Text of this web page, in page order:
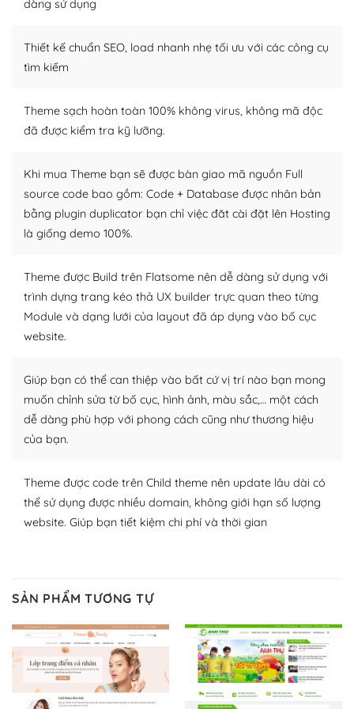
WordPress là nơi lưu trữ cho một diễn đàn cộng đồng
người cuồng tín WordPress.
Nếu bạn gặp khó khăn, bạn có thể lên mạng và tìm
lời, giải đáp vấn đề của bạn.
Cộng đồng sử dụng WordPress sẵn sàng hỗ trợ bạn
– Đa dạng plugin và themes
Plugin mở rộng là thành phần cài đặt thêm vào
WordPress để tăng thêm các tính năng cần thiết. Có
nhiều plugin trả phí hoặc miễn phí.
Nhờ lượng người dùng đông đảo, thư viện themes và
thích chọn lựa plugin và themes phù hợp cho mục đích
lập website của mình.
WordPress đa dạng plugin và themes
Với mọi Hosting bất kỳ thì WordPress đều có thể dễ
dàng thiết lập vì thực tế nó đã cung cấp khoảng 60%
trang web WordPress của bạn.
Dễ dàng lựa chọn Hosting cho website WordPress
– Bảo mật cực tốt
Vì WordPress hiện là nền tảng xây dựng trang web và
dàng sử dụng
Thiết kế chuẩn SEO, load nhanh nhẹ tối ưu với các công cụ
tìm kiếm
Theme sạch hoàn toàn 100% không virus, không mã độc
đã được kiểm tra kỹ lưỡng.
Khi mua Theme bạn sẽ được bàn giao mã nguồn Full
source code bao gồm: Code + Database được nhân bản
bằng plugin duplicator bạn chỉ việc đăt cài đặt lên Hosting
là giống demo 100%.
Theme được Build trên Flatsome nên dễ dàng sử dụng với
trình dựng trang kéo thả UX builder trực quan theo từng
Module và dạng lưới của layout đã áp dụng vào bố cục
website.
Giúp bạn có thể can thiệp vào bất cứ vị trí nào bạn mong
muốn chỉnh sửa từ bố cục, hình ảnh, màu sắc,… một cách
dễ dàng phù hợp với phong cách cũng như thương hiệu
của bạn.
Theme được code trên Child theme nên update lâu dài có
thể sử dụng được nhiều domain, không giới hạn số lượng
website. Giúp bạn tiết kiệm chi phí và thời gian
SẢN PHẨM TƯƠNG TỰ